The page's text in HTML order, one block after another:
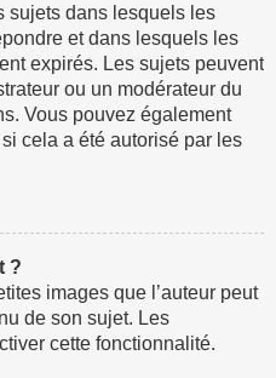
sujets dans lesquels les
et dans lesquels les
expirés. Les sujets peuvent
ou un modérateur du
Vous pouvez également
cela a été autorisé par les
?
images que l’auteur peut
de son sujet. Les
cette fonctionnalité.